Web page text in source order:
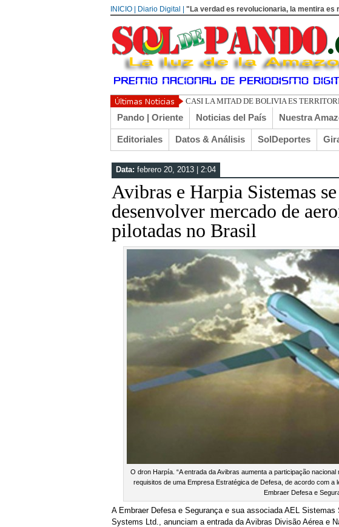
INICIO | Diario Digital | "La verdad es revolucionaria, la mentira es
CASI LA MITAD DE BOLIVIA ES
Pando | Oriente Noticias del País Nuestra
Editoriales Datos & Análisis SolDeportes
Data: febrero 20, 2013 | 2:04
Avibras e Harpia Sistemas
desenvolver mercado de
pilotadas no Brasil
O dron Harpía. “A entrada da Avibras aumenta a participação
requisitos de uma Empresa Estratégica de Defesa, de acordo com a
Embraer Defesa e
A Embraer Defesa e Segurança e sua associada AEL
Systems Ltd., anunciam a entrada da Avibras Divisão Aérea e